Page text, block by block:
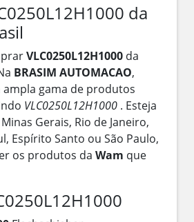
da
VLC0250L12H1000 da
BRASIM AUTOMACAO,
gama de produtos
VLC0250L12H1000 . Esteja
Gerais, Rio de Janeiro,
Espírito Santo ou São Paulo,
os produtos da Wam que